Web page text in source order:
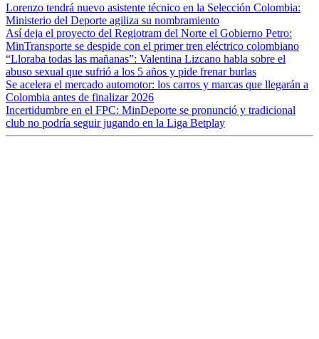
Lorenzo tendrá nuevo asistente técnico en la Selección Colombia:
Ministerio del Deporte agiliza su nombramiento
Así deja el proyecto del Regiotram del Norte el Gobierno Petro:
MinTransporte se despide con el primer tren eléctrico colombiano
“Lloraba todas las mañanas”: Valentina Lizcano habla sobre el
abuso sexual que sufrió a los 5 años y pide frenar burlas
Se acelera el mercado automotor: los carros y marcas que llegarán a
Colombia antes de finalizar 2026
Incertidumbre en el FPC: MinDeporte se pronunció y tradicional
club no podría seguir jugando en la Liga Betplay